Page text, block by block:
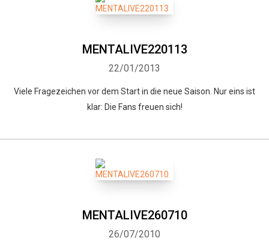
MENTALIVE220113
22/01/2013
Viele Fragezeichen vor dem Start in die neue Saison. Nur eins ist
klar: Die Fans freuen sich!
MENTALIVE260710
26/07/2010